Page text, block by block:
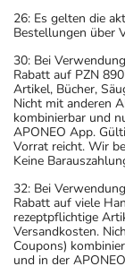
26: Es gelten die
Bestellungen über
30: Bei
Rabatt auf PZN
Artikel, Bücher,
Nicht mit anderen
kombinierbar und
APONEO App.
Vorrat reicht. Wir
Keine
32: Bei
Rabatt auf viele
rezeptpflichtige
Versandkosten.
Coupons)
und in der